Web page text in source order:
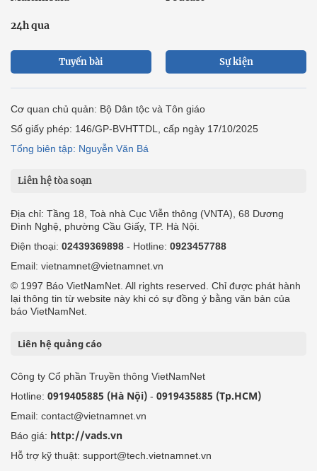
24h qua
Tuyến bài Sự kiện
Cơ quan chủ quản: Bộ Dân tộc và Tôn giáo
Số giấy phép: 146/GP-BVHTTDL, cấp ngày 17/10/2025
Tổng biên tập: Nguyễn Văn Bá
Liên hệ tòa soạn
Địa chỉ: Tầng 18, Toà nhà Cục Viễn thông (VNTA), 68 Dương
Đình Nghệ, phường Cầu Giấy, TP. Hà Nội.
Điện thoại: 02439369898 - Hotline: 0923457788
Email: vietnamnet@vietnamnet.vn
© 1997 Báo VietNamNet. All rights reserved. Chỉ được phát hành
lại thông tin từ website này khi có sự đồng ý bằng văn bản của
báo VietNamNet.
Liên hệ quảng cáo
Công ty Cổ phần Truyền thông VietNamNet
Hotline: 0919405885 (Hà Nội) - 0919435885 (Tp.HCM)
Email: contact@vietnamnet.vn
Báo giá: http://vads.vn
Hỗ trợ kỹ thuật: support@tech.vietnamnet.vn